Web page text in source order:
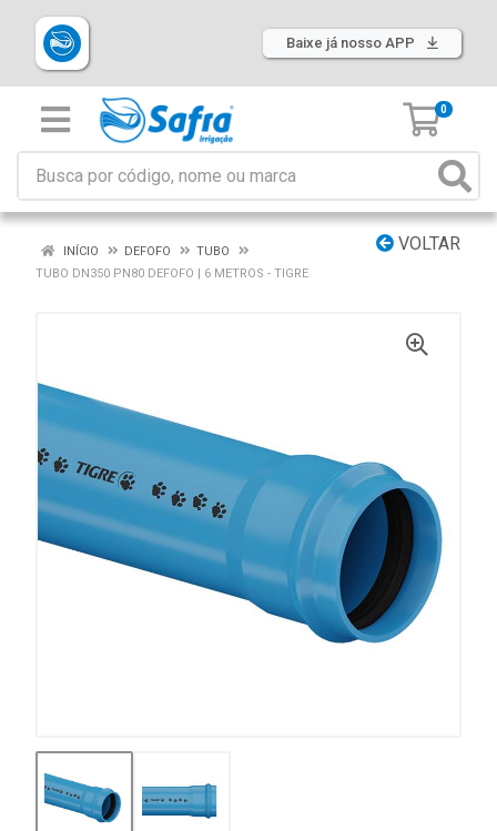
Baixe já nosso APP
0
VOLTAR
INÍCIO DEFOFO
TUBO
TUBO DN350 PN80 DEFOFO | 6 METROS - TIGRE